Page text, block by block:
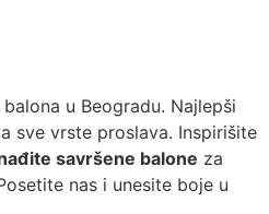
u Beogradu. Najlepši
sve vrste proslava. Inspirišite
savršene balone za
nas i unesite boje u